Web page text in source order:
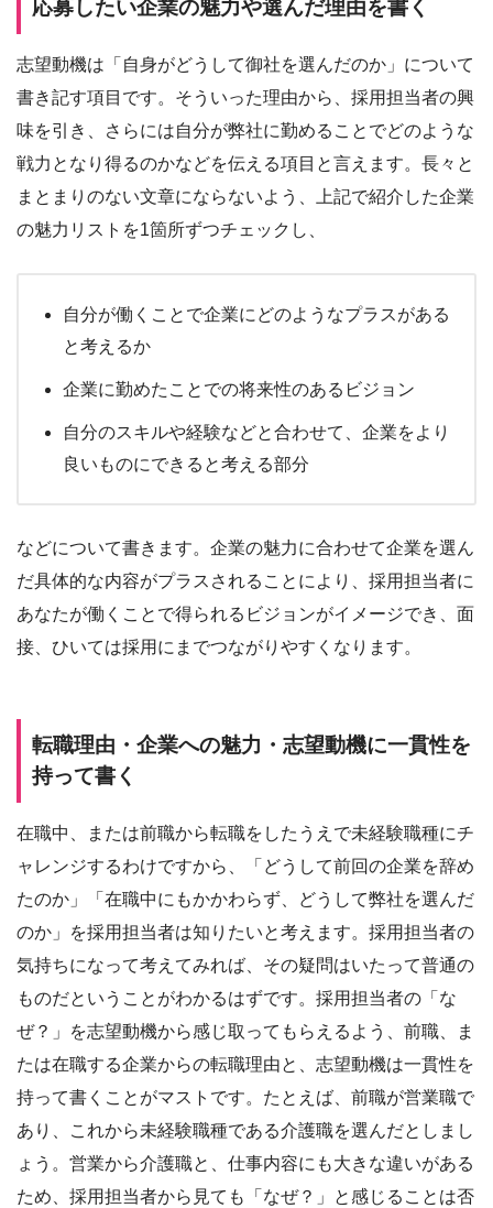
応募したい企業の魅力や選んだ理由を書く
志望動機は「自身がどうして御社を選んだのか」について
書き記す項目です。そういった理由から、採用担当者の興
味を引き、さらには自分が弊社に勤めることでどのような
戦力となり得るのかなどを伝える項目と言えます。長々と
まとまりのない文章にならないよう、上記で紹介した企業
の魅力リストを1箇所ずつチェックし、
自分が働くことで企業にどのようなプラスがある
と考えるか
企業に勤めたことでの将来性のあるビジョン
自分のスキルや経験などと合わせて、企業をより
良いものにできると考える部分
などについて書きます。企業の魅力に合わせて企業を選ん
だ具体的な内容がプラスされることにより、採用担当者に
あなたが働くことで得られるビジョンがイメージでき、面
接、ひいては採用にまでつながりやすくなります。
転職理由・企業への魅力・志望動機に一貫性を
持って書く
在職中、または前職から転職をしたうえで未経験職種にチ
ャレンジするわけですから、「どうして前回の企業を辞め
たのか」「在職中にもかかわらず、どうして弊社を選んだ
のか」を採用担当者は知りたいと考えます。採用担当者の
気持ちになって考えてみれば、その疑問はいたって普通の
ものだということがわかるはずです。採用担当者の「な
ぜ？」を志望動機から感じ取ってもらえるよう、前職、ま
たは在職する企業からの転職理由と、志望動機は一貫性を
持って書くことがマストです。たとえば、前職が営業職で
あり、これから未経験職種である介護職を選んだとしまし
ょう。営業から介護職と、仕事内容にも大きな違いがある
ため、採用担当者から見ても「なぜ？」と感じることは否